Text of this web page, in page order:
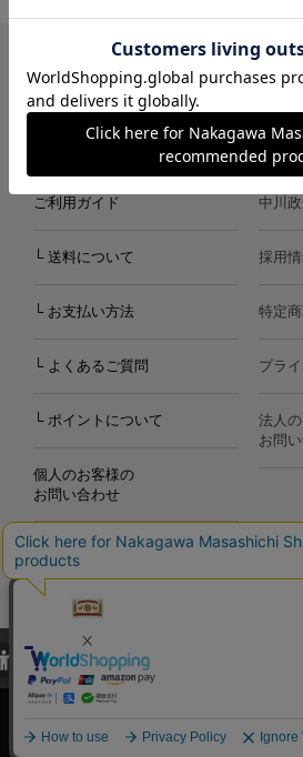
LINE Instagram X
ご利用ガイド
└ 送料について
└ お支払い方法
└ よくあるご質問
└ ポイントについて
個人のお客様の
お問い合わせ
中川
採用
特定
プラ
法人
お問
Copyright©2000-2026
Nakagawa Masashichi Shoten All Rights Reserved.
当サイトでは、当サイト内における閲覧履
び利便性向上のためにクッキー（Cookie）
関しては「プライバシーポリシー
承諾する